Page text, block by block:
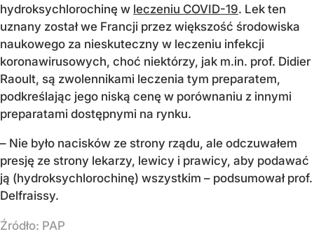
hydroksychlorochinę w leczeniu COVID-19. Lek ten
uznany został we Francji przez większość środowiska
naukowego za nieskuteczny w leczeniu infekcji
koronawirusowych, choć niektórzy, jak m.in. prof. Didier
Raoult, są zwolennikami leczenia tym preparatem,
podkreślając jego niską cenę w porównaniu z innymi
preparatami dostępnymi na rynku.
– Nie było nacisków ze strony rządu, ale odczuwałem
presję ze strony lekarzy, lewicy i prawicy, aby podawać
ją (hydroksychlorochinę) wszystkim – podsumował prof.
Delfraissy.
Źródło: PAP